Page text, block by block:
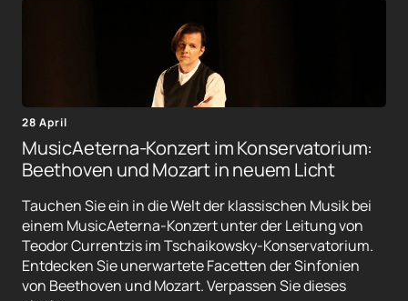
28 April
MusicAeterna-Konzert im Konservatorium:
Beethoven und Mozart in neuem Licht
Tauchen Sie ein in die Welt der klassischen Musik bei
einem MusicAeterna-Konzert unter der Leitung von
Teodor Currentzis im Tschaikowsky-Konservatorium.
Entdecken Sie unerwartete Facetten der Sinfonien
von Beethoven und Mozart. Verpassen Sie dieses